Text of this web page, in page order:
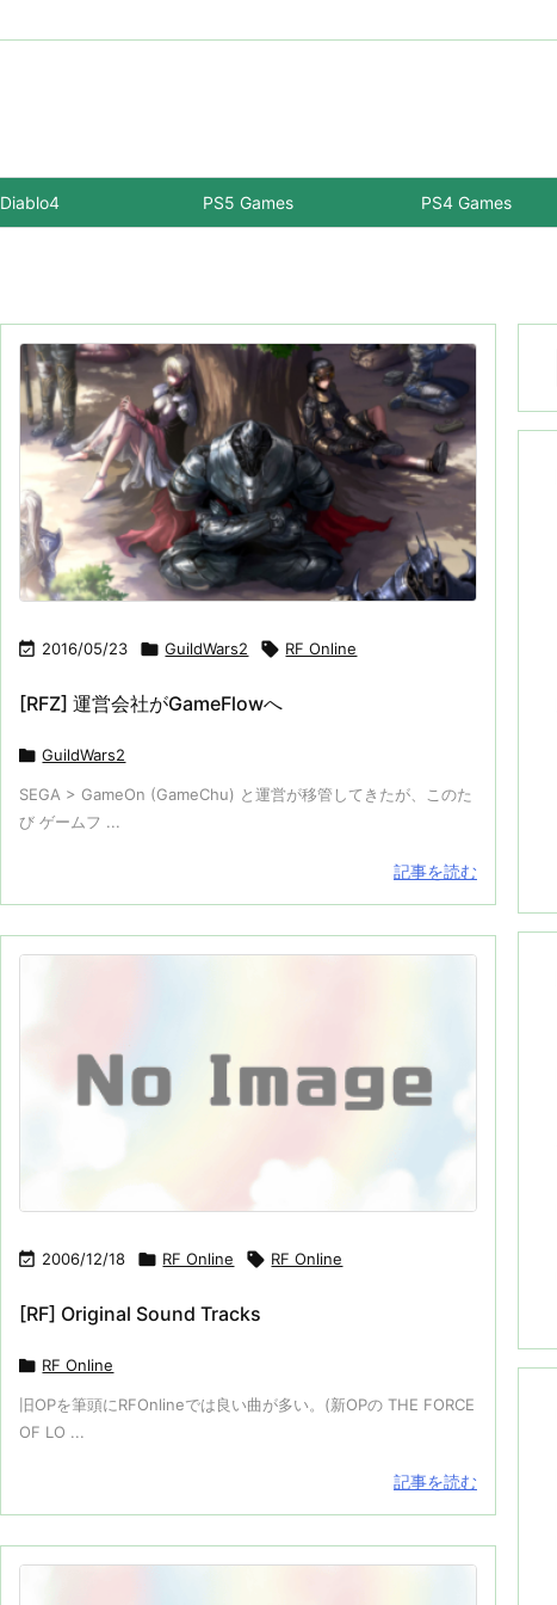
Diablo4 PS5 Games PS4 Games
 2016/05/23  GuildWars2  RF Online
[RFZ] 運営会社がGameFlowへ
 GuildWars2
SEGA > GameOn (GameChu) と運営が移管してきたが、このた
び ゲームフ ...
記事を読む
 2006/12/18  RF Online  RF Online
[RF] Original Sound Tracks
 RF Online
旧OPを筆頭にRFOnlineでは良い曲が多い。(新OPの THE FORCE
OF LO ...
記事を読む